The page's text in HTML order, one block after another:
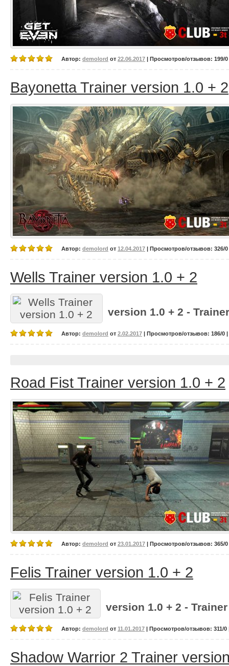
Автор: demolord от 22.06.2017 | Просмотров/отзывов: 199/0
Bayonetta Trainer version 1.0 + 2
Автор: demolord от 12.04.2017 | Просмотров/отзывов: 326/0
Wells Trainer version 1.0 + 2
version 1.0 + 2 - Trainer
Автор: demolord от 2.02.2017 | Просмотров/отзывов: 186/0 |
Road Fist Trainer version 1.0 + 2
Автор: demolord от 23.01.2017 | Просмотров/отзывов: 365/0
Felis Trainer version 1.0 + 2
version 1.0 + 2 - Trainer
Автор: demolord от 11.01.2017 | Просмотров/отзывов: 311/0
Shadow Warrior 2 Trainer